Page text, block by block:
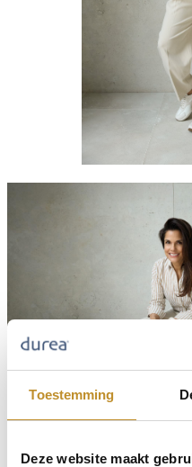
Toestemming
Deze website maakt